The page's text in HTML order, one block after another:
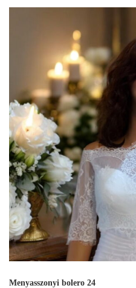
Menyasszonyi bolero 24